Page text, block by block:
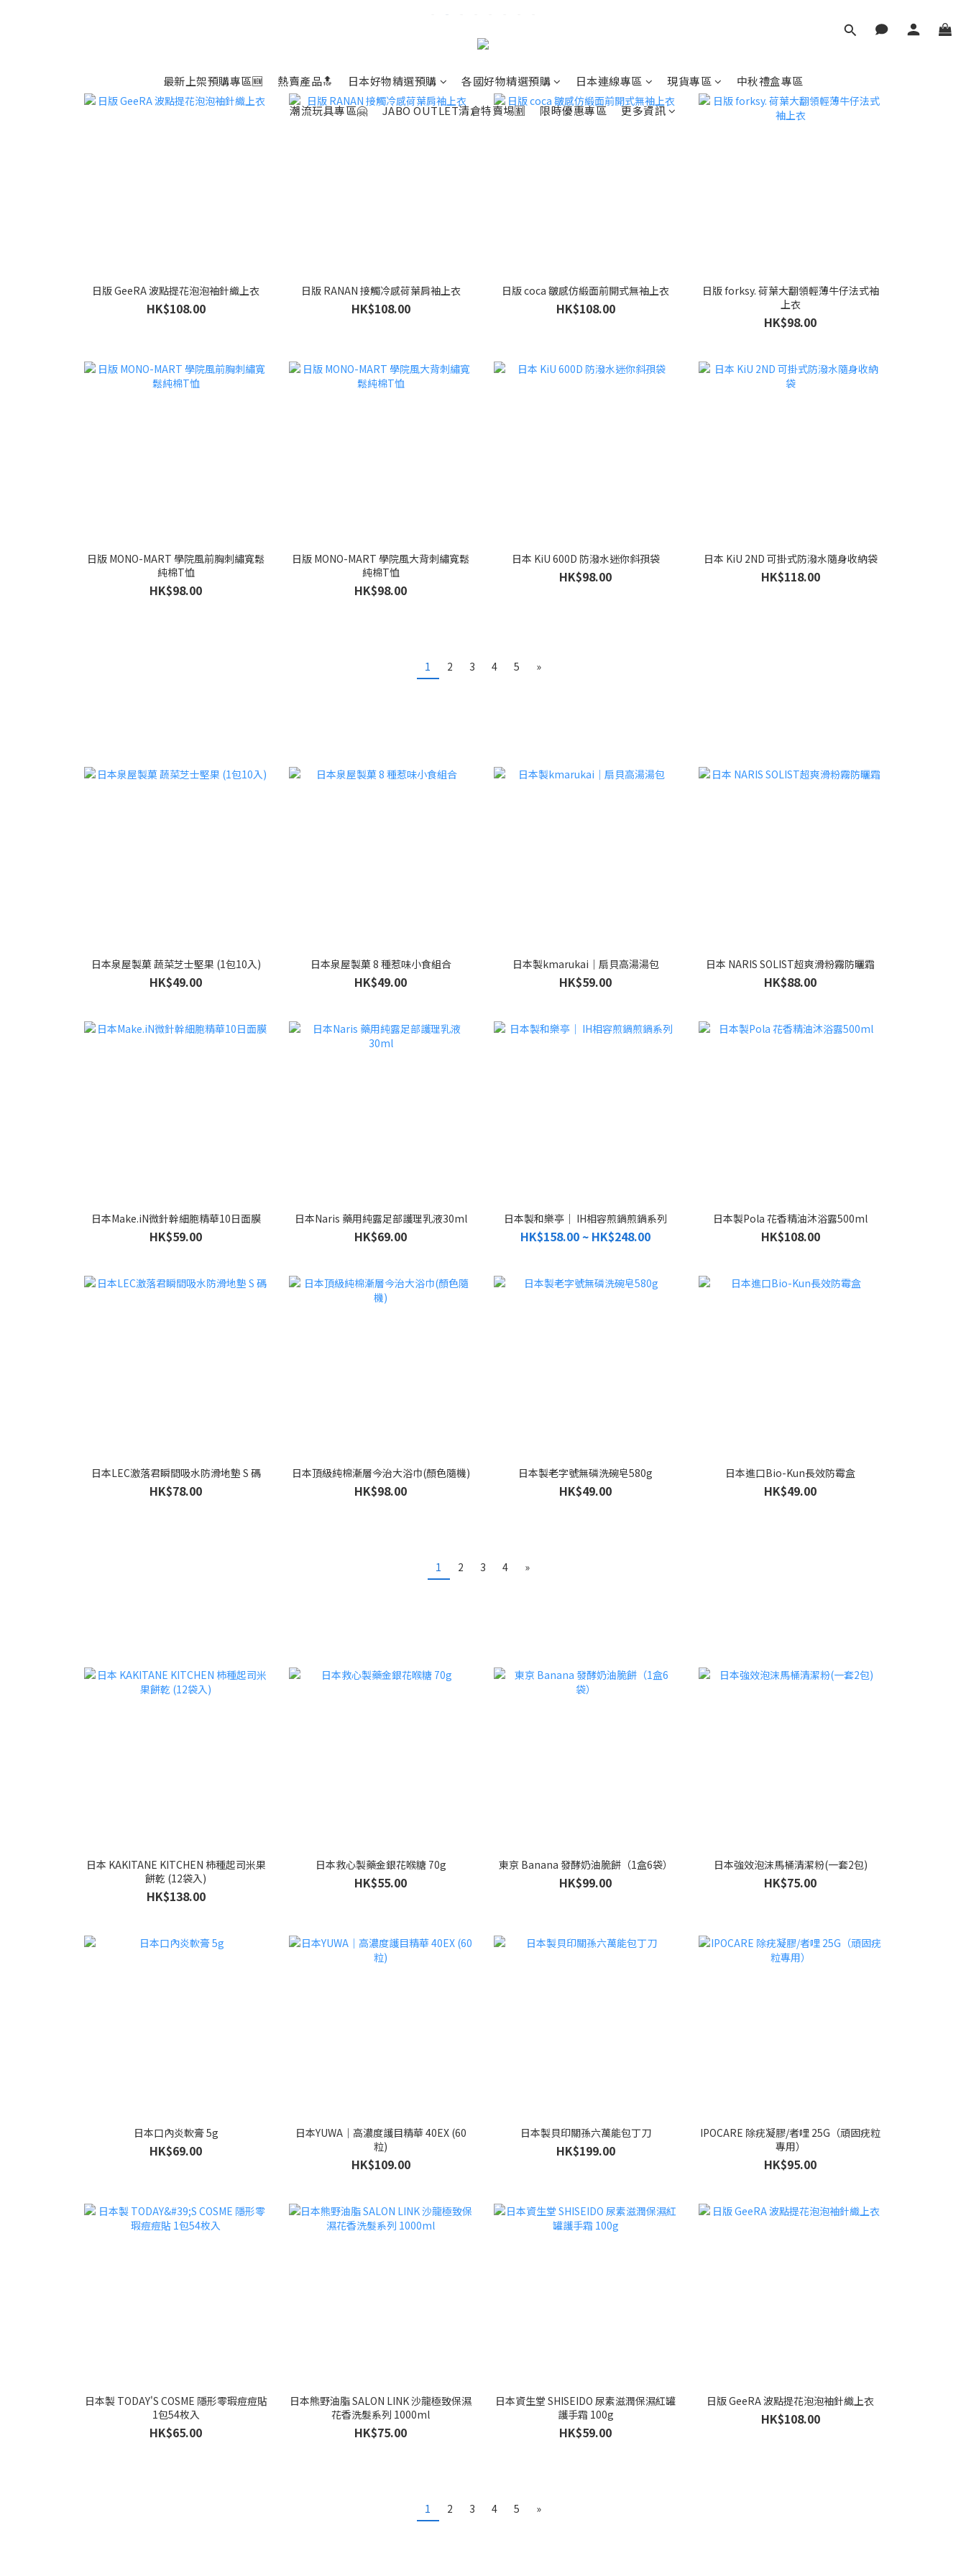
最新上架預購專區🆕 熱賣產品🔝 日本好物精選預購 各國好物精選預購 日本連線專區 現貨專區
中秋禮盒專區
潮流玩具專區🤗
JABO OUTLET清倉特賣埸🈹 限時優惠專區 更多資訊
日版 GeeRA 波點提花泡泡袖針織上衣
HK$108.00
日版 RANAN 接觸冷感荷葉肩袖上衣
HK$108.00
日版 coca 皺感仿緞面前開式無袖上衣
HK$108.00
日版 forksy. 荷葉大翻領輕薄牛仔法式袖
上衣
HK$98.00
日版 MONO-MART 學院風前胸刺繡寬鬆
純棉T恤
HK$98.00
日版 MONO-MART 學院風大背刺繡寬鬆
純棉T恤
HK$98.00
日本 KiU 600D 防潑水迷你斜孭袋
HK$98.00
日本 KiU 2ND 可掛式防潑水隨身收納袋
HK$118.00
1 2 3 4 5 »
日本泉屋製菓 蔬菜芝士堅果 (1包10入)
HK$49.00
日本泉屋製菓 8 種惹味小食組合
HK$49.00
日本製kmarukai｜扇貝高湯湯包
HK$59.00
日本 NARIS SOLIST超爽滑粉霧防曬霜
HK$88.00
日本Make.iN微針幹細胞精華10日面膜
HK$59.00
日本Naris 藥用純露足部護理乳液30ml
HK$69.00
日本製和樂亭｜ IH相容煎鍋煎鍋系列
HK$158.00 ~ HK$248.00
日本製Pola 花香精油沐浴露500ml
HK$108.00
日本LEC激落君瞬間吸水防滑地墊 S 碼
HK$78.00
日本頂級純棉漸層今治大浴巾(顏色隨機)
HK$98.00
日本製老字號無磷洗碗皂580g
HK$49.00
日本進口Bio-Kun長效防霉盒
HK$49.00
1 2 3 4 »
日本 KAKITANE KITCHEN 柿種起司米果
餅乾 (12袋入)
HK$138.00
日本救心製藥金銀花喉糖 70g
HK$55.00
東京 Banana 發酵奶油脆餅（1盒6袋）
HK$99.00
日本強效泡沫馬桶清潔粉(一套2包)
HK$75.00
日本口內炎軟膏 5g
HK$69.00
日本YUWA｜高濃度護目精華 40EX (60
粒)
HK$109.00
日本製貝印關孫六萬能包丁刀
HK$199.00
IPOCARE 除疣凝膠/者哩 25G（頑固疣粒
專用）
HK$95.00
日本製 TODAY'S COSME 隱形零瑕痘痘貼
1包54枚入
HK$65.00
日本熊野油脂 SALON LINK 沙龍極致保濕
花香洗髮系列 1000ml
HK$75.00
日本資生堂 SHISEIDO 尿素滋潤保濕紅罐
護手霜 100g
HK$59.00
日版 GeeRA 波點提花泡泡袖針織上衣
HK$108.00
1 2 3 4 5 »